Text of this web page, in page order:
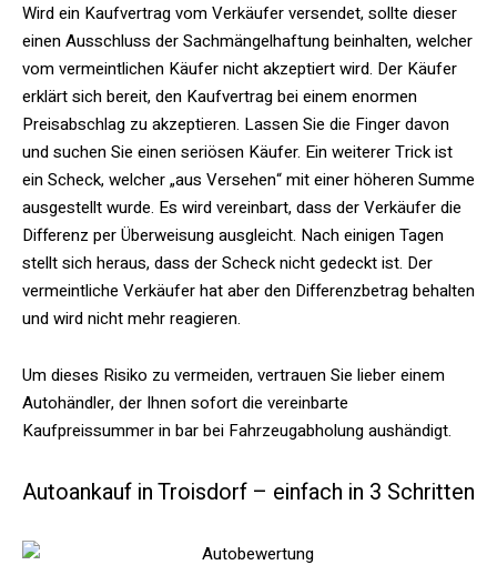
Wird ein Kaufvertrag vom Verkäufer versendet, sollte dieser
einen Ausschluss der Sachmängelhaftung beinhalten, welcher
vom vermeintlichen Käufer nicht akzeptiert wird. Der Käufer
erklärt sich bereit, den Kaufvertrag bei einem enormen
Preisabschlag zu akzeptieren. Lassen Sie die Finger davon
und suchen Sie einen seriösen Käufer. Ein weiterer Trick ist
ein Scheck, welcher „aus Versehen“ mit einer höheren Summe
ausgestellt wurde. Es wird vereinbart, dass der Verkäufer die
Differenz per Überweisung ausgleicht. Nach einigen Tagen
stellt sich heraus, dass der Scheck nicht gedeckt ist. Der
vermeintliche Verkäufer hat aber den Differenzbetrag behalten
und wird nicht mehr reagieren.
Um dieses Risiko zu vermeiden, vertrauen Sie lieber einem
Autohändler, der Ihnen sofort die vereinbarte
Kaufpreissummer in bar bei Fahrzeugabholung aushändigt.
Autoankauf in Troisdorf – einfach in 3 Schritten